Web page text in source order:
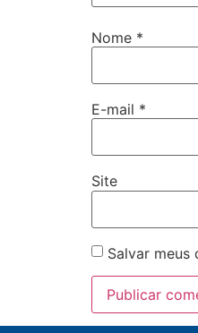
Nome *
E-mail *
Site
Salvar meus